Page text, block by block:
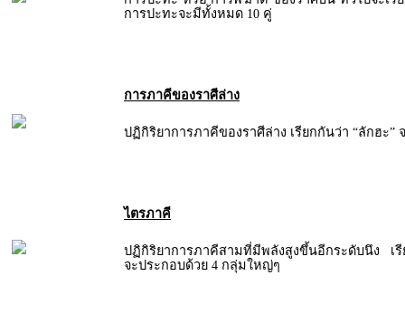
การปะทะจะมีทั้งหมด 10 คู่
การภาคีของราศีล่าง
ปฏิกิริยาการภาคีของราศีล่าง เรียกกันว่า “ลักฮะ”
ไตรภาคี
ปฏิกิริยาการภาคีสามที่มีพลังสูงขึ้นอีกระดับนึง เ
จะประกอบด้วย 4 กลุ่มใหญ่ๆ